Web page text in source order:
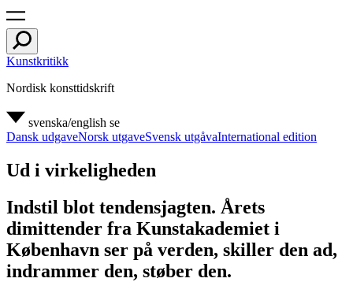
Kunstkritikk
Nordisk konsttidskrift
svenska/english se
Dansk udgaveNorsk utgaveSvensk utgåvaInternational edition
Ud i virkeligheden
Indstil blot tendensjagten. Årets
dimittender fra Kunstakademiet i
København ser på verden, skiller den ad,
indrammer den, støber den.